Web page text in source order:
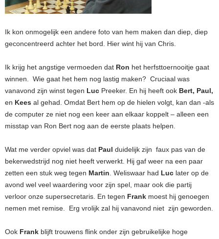
Ik kon onmogelijk een andere foto van hem maken dan diep, diep
geconcentreerd achter het bord. Hier wint hij van Chris.
Ik krijg het angstige vermoeden dat Ron het herfsttoernooitje gaat
winnen. Wie gaat het hem nog lastig maken? Cruciaal was
vanavond zijn winst tegen Luc Preeker. En hij heeft ook Bert, Paul,
en Kees al gehad. Omdat Bert hem op de hielen volgt, kan dan -als
de computer ze niet nog een keer aan elkaar koppelt – alleen een
misstap van Ron Bert nog aan de eerste plaats helpen.
Wat me verder opviel was dat Paul duidelijk zijn faux pas van de
bekerwedstrijd nog niet heeft verwerkt. Hij gaf weer na een paar
zetten een stuk weg tegen Martin . Weliswaar had Luc later op de
avond wel veel waardering voor zijn spel, maar ook die partij
verloor onze supersecretaris. En tegen Frank moest hij genoegen
nemen met remise. Erg vrolijk zal hij vanavond niet zijn geworden.
Ook Frank blijft trouwens flink onder zijn gebruikelijke hoge